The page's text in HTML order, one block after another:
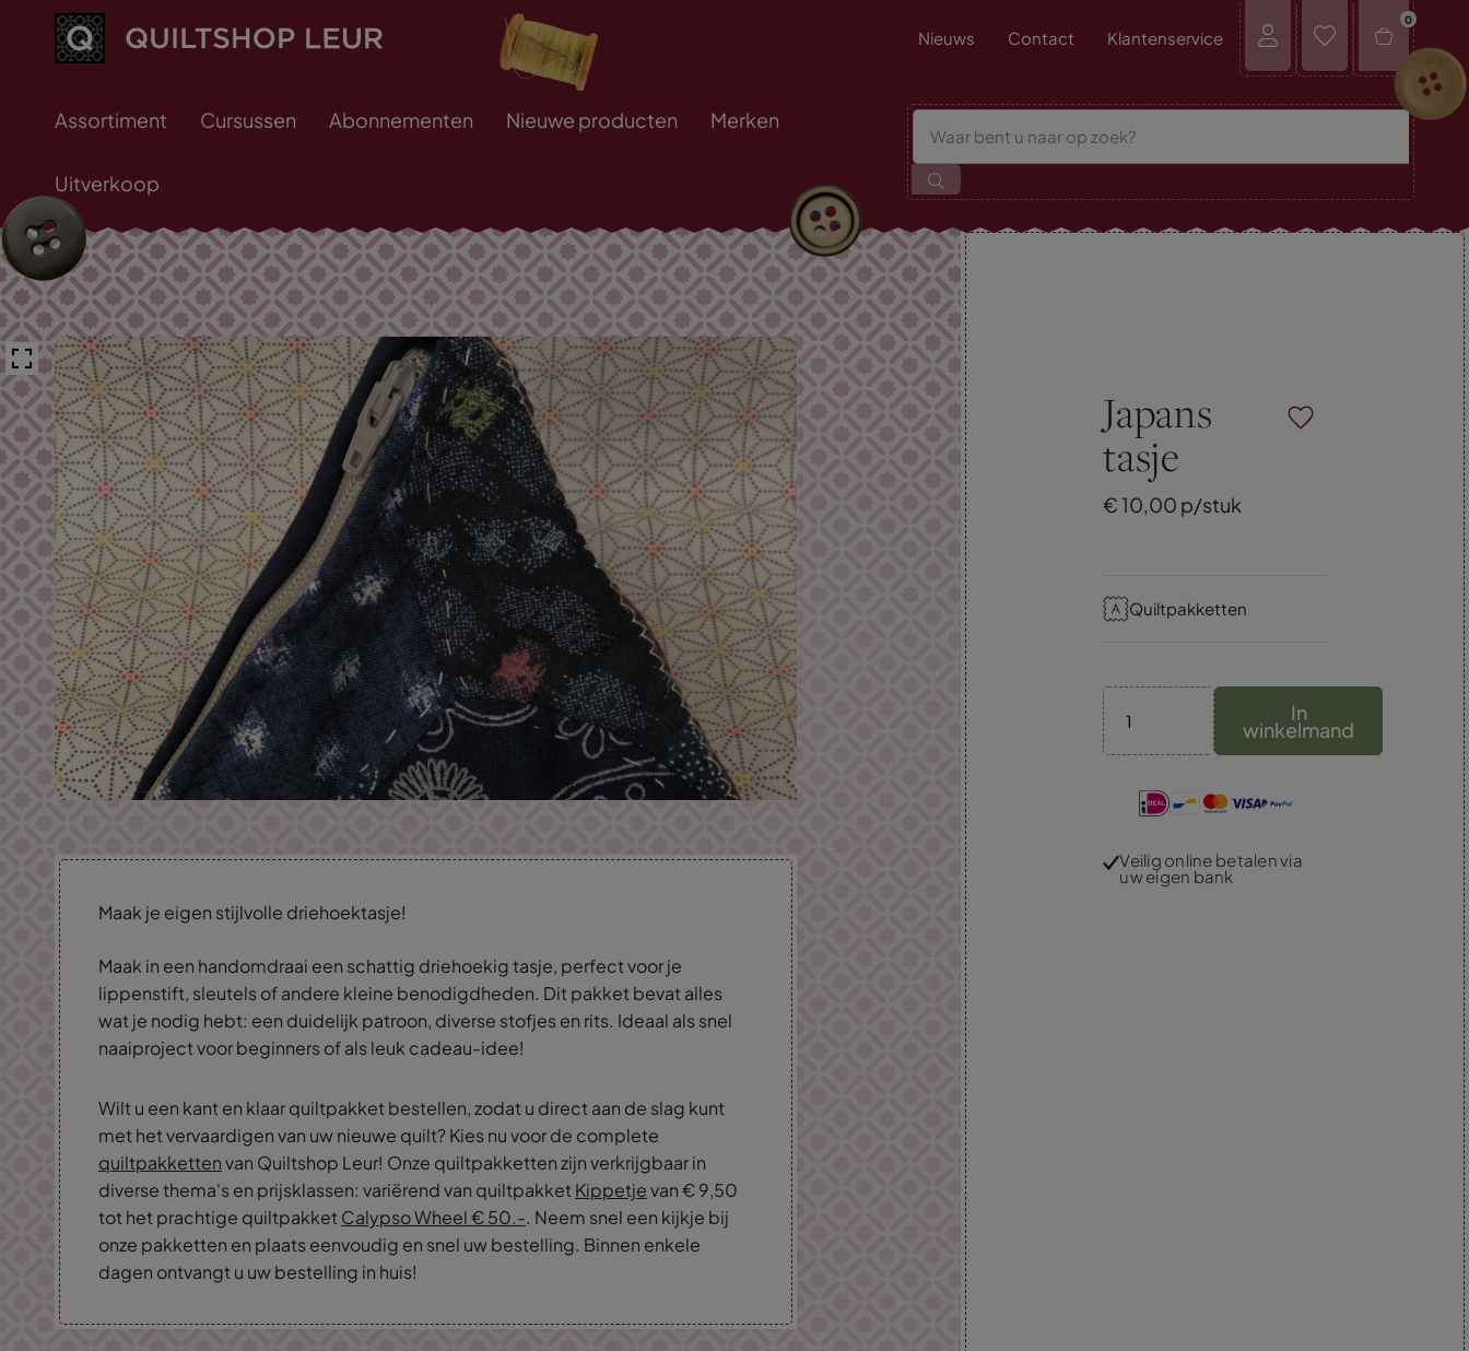
Nieuws Contact Klantenservice
0
Assortiment Cursussen Abonnementen Nieuwe producten Merken
Uitverkoop
Maak je eigen stijlvolle driehoektasje!
Maak in een handomdraai een schattig driehoekig tasje, perfect voor je
lippenstift, sleutels of andere kleine benodigdheden. Dit pakket bevat alles
wat je nodig hebt: een duidelijk patroon, diverse stofjes en rits. Ideaal als snel
naaiproject voor beginners of als leuk cadeau-idee!
Wilt u een kant en klaar quiltpakket bestellen, zodat u direct aan de slag kunt
met het vervaardigen van uw nieuwe quilt? Kies nu voor de complete
quiltpakkettenvan Quiltshop Leur! Onze quiltpakketten zijn verkrijgbaar in
diverse thema's en prijsklassen: variërend van quiltpakketKippetjevan € 9,50
tot het prachtige quiltpakketCalypso Wheel € 50.-. Neem snel een kijkje bij
onze pakketten en plaats eenvoudig en snel uw bestelling. Binnen enkele
dagen ontvangt u uw bestelling in huis!
Japans
tasje
€10,00 p/stuk
Quiltpakketten
In
winkelmand
Veilig online betalen via
uw eigen bank